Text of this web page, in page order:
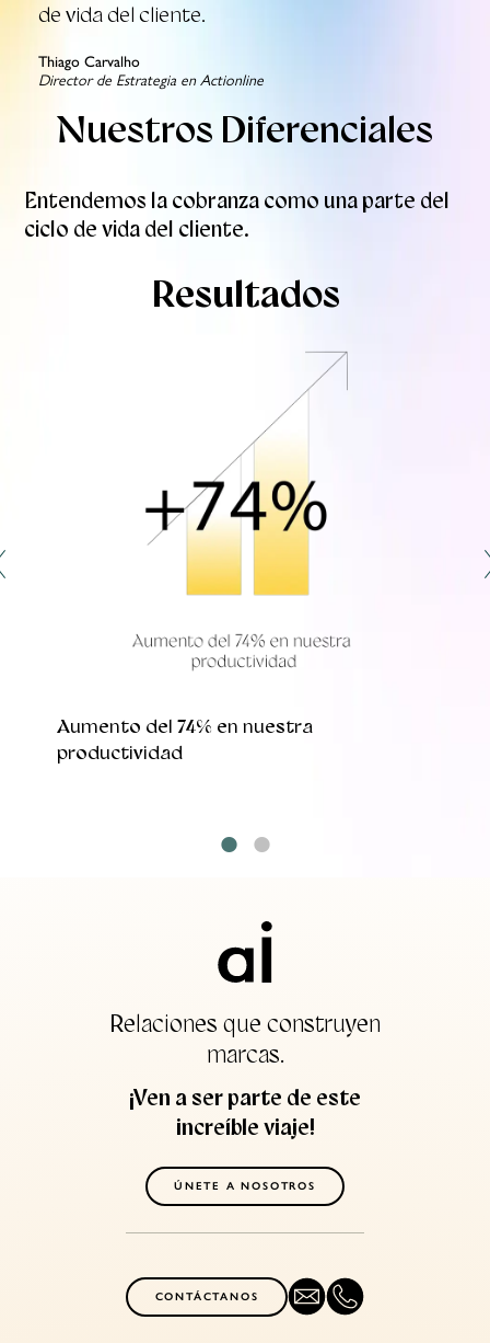
de vida del cliente.
Thiago Carvalho
Director de Estrategia en Actionline
Nuestros Diferenciales
Entendemos la cobranza como una parte del
ciclo de vida del cliente.
Aumento del 74% en nuestra
productividad
Resultados
Relaciones que construyen
marcas.
¡Ven a ser parte de este
increíble viaje!
ÚNETE A NOSOTROS
CONTÁCTANOS